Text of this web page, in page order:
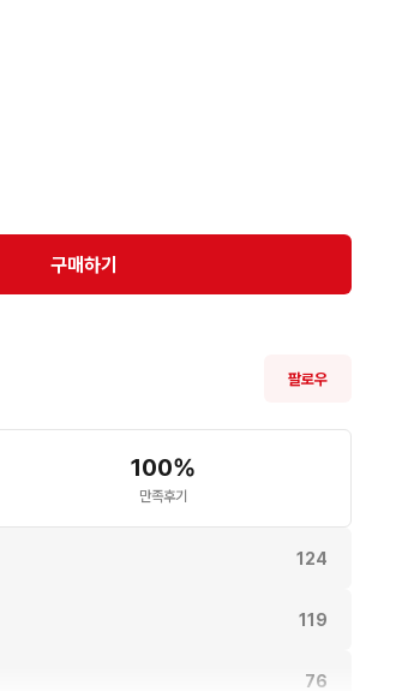
구매하기
팔로우
100%
만족후기
124
119
76